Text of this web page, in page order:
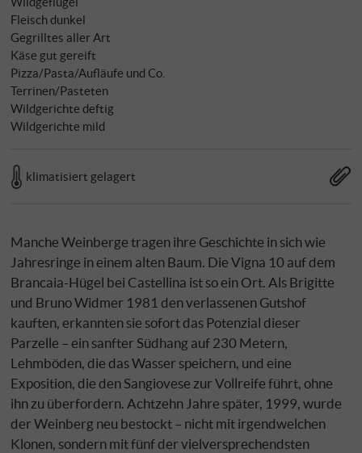
Fleisch dunkel
Gegrilltes aller Art
Käse gut gereift
Pizza/Pasta/Aufläufe und Co.
Terrinen/Pasteten
Wildgerichte deftig
Wildgerichte mild
klimatisiert gelagert
Manche Weinberge tragen ihre Geschichte in sich wie
Jahresringe in einem alten Baum. Die Vigna 10 auf dem
Brancaia-Hügel bei Castellina ist so ein Ort. Als Brigitte
und Bruno Widmer 1981 den verlassenen Gutshof
kauften, erkannten sie sofort das Potenzial dieser
Parzelle – ein sanfter Südhang auf 230 Metern,
Lehmböden, die das Wasser speichern, und eine
Exposition, die den Sangiovese zur Vollreife führt, ohne
ihn zu überfordern. Achtzehn Jahre später, 1999, wurde
der Weinberg neu bestockt – nicht mit irgendwelchen
Klonen, sondern mit fünf der vielversprechendsten